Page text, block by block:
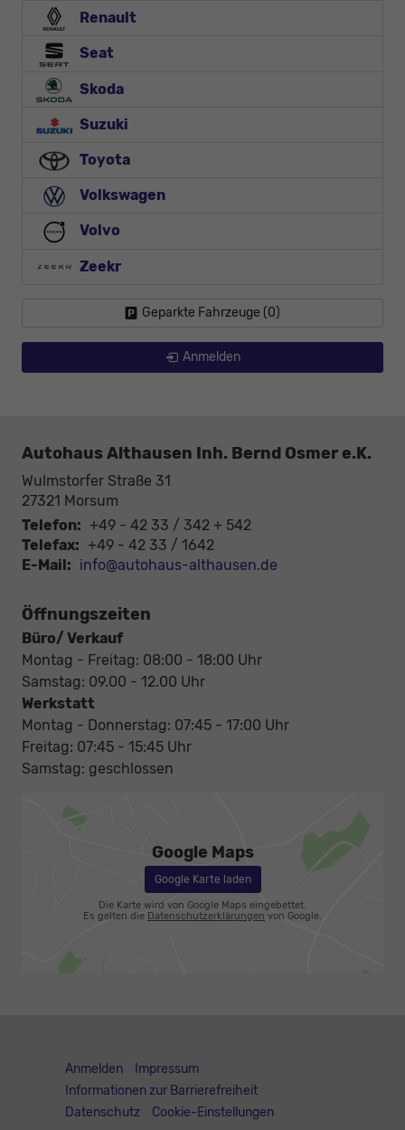
Renault
Seat
Skoda
Suzuki
Toyota
Volkswagen
Volvo
Zeekr
Geparkte Fahrzeuge (0)
Anmelden
Autohaus Althausen Inh. Bernd Osmer e.K.
Wulmstorfer Straße 31
27321 Morsum
Telefon: +49 - 42 33 / 342 + 542
Telefax: +49 - 42 33 / 1642
E-Mail: info@autohaus-althausen.de
Öffnungszeiten
Büro/ Verkauf
Montag - Freitag: 08:00 - 18:00 Uhr
Samstag: 09.00 - 12.00 Uhr
Werkstatt
Montag - Donnerstag: 07:45 - 17:00 Uhr
Freitag: 07:45 - 15:45 Uhr
Samstag: geschlossen
Google Maps
Google Karte laden
Die Karte wird von Google Maps eingebettet.
Es gelten die Datenschutzerklärungen von Google.
Anmelden
Impressum
Informationen zur Barrierefreiheit
Datenschutz
Cookie-Einstellungen